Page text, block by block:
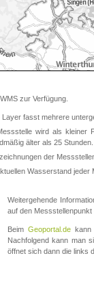
zur Verfügung.
Layer fasst mehrere
wird als kleiner
älter als 25 Stunden.
der
Wasserstand jeder
Weitergehende
auf den Messstellenpunkt
Beim Geoportal.de kann
Nachfolgend kann man
öffnet sich dann die links